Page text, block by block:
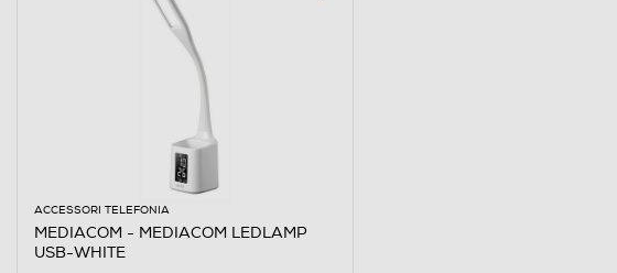
ACCESSORI TELEFONIA
MEDIACOM - MEDIACOM LEDLAMP
USB-WHITE